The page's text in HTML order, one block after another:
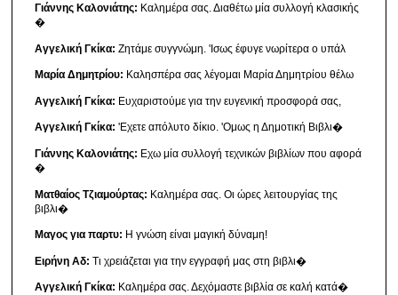
Γιάννης Καλονιάτης: Καλημέρα σας. Διαθέτω μία συλλογή κλασικής
�
Αγγελική Γκίκα: Ζητάμε συγγνώμη. 'Ισως έφυγε νωρίτερα ο υπάλ
Μαρία Δημητρίου: Καλησπέρα σας λέγομαι Μαρία Δημητρίου θέλω
Αγγελική Γκίκα: Ευχαριστούμε για την ευγενική προσφορά σας,
Αγγελική Γκίκα: 'Εχετε απόλυτο δίκιο. 'Ομως η Δημοτική Βιβλι�
Γιάννης Καλονιάτης: Εχω μία συλλογή τεχνικών βιβλίων που αφορά
�
Ματθαίος Τζιαμούρτας: Καλημέρα σας. Οι ώρες λειτουργίας της
βιβλι�
Μαγος για παρτυ: Η γνώση είναι μαγική δύναμη!
Ειρήνη Αδ: Τι χρειάζεται για την εγγραφή μας στη βιβλι�
Αγγελική Γκίκα: Καλημέρα σας. Δεχόμαστε βιβλία σε καλή κατά�